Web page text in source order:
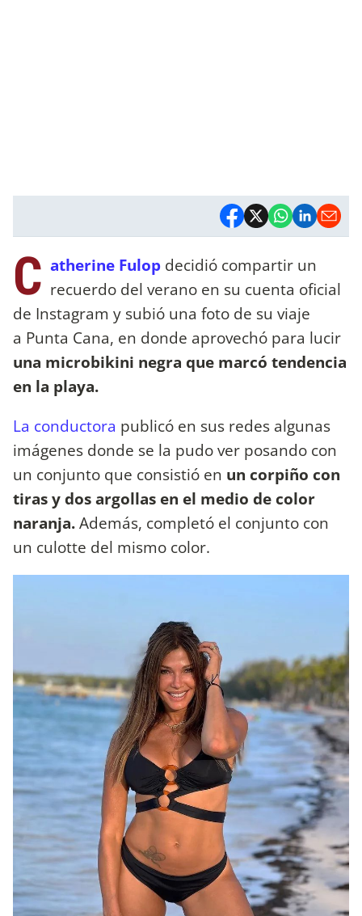
C atherine Fulop decidió compartir un
recuerdo del verano en su cuenta oficial
de Instagram y subió una foto de su viaje
a Punta Cana, en donde aprovechó para lucir
una microbikini negra que marcó tendencia
en la playa.
La conductora publicó en sus redes algunas
imágenes donde se la pudo ver posando con
un conjunto que consistió en un corpiño con
tiras y dos argollas en el medio de color
naranja.Además, completó el conjunto con
un culotte del mismo color.